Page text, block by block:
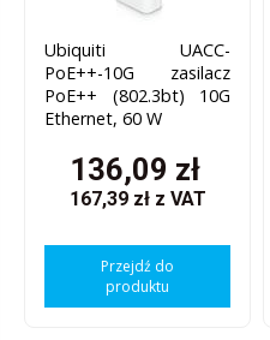
Ubiquiti UACC-
PoE++-10G zasilacz
PoE++ (802.3bt) 10G
Ethernet, 60 W
136,09 zł
167,39 zł z VAT
Przejdź do
produktu